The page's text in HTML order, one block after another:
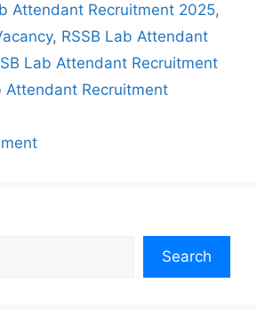
Attendant Recruitment 2025,
, RSSB Lab Attendant
Lab Attendant Recruitment
Attendant Recruitment
Search